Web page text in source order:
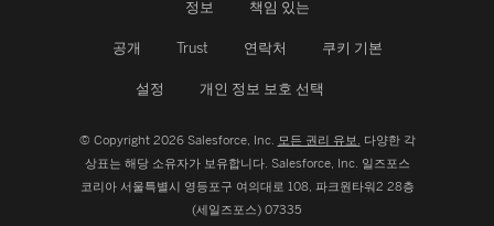
정보 책임 있는
공개 Trust 연락처 쿠키 기본
설정 개인 정보 보호 선택
© Copyright 2026 Salesforce, Inc. 모든 권리 유보. 다양한 각
상표는 해당 소유자가 보유합니다. Salesforce, Inc. 일즈포스
코리아 서울특별시 영등포구 여의대로 108, 파크원타워2 28층
(세일즈포스) 07335